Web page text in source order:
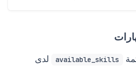
available_skills لدى